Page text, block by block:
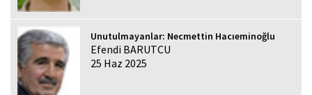
Unutulmayanlar: Necmettin Hacıeminoğlu
Efendi BARUTCU
25 Haz 2025